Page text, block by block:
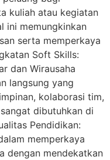
kuliah atau kegiatan
ini memungkinkan
serta memperkaya
Soft Skills:
dan Wirausaha
langsung yang
kolaborasi tim,
dibutuhkan di
Pendidikan:
memperkaya
dengan mendekatkan